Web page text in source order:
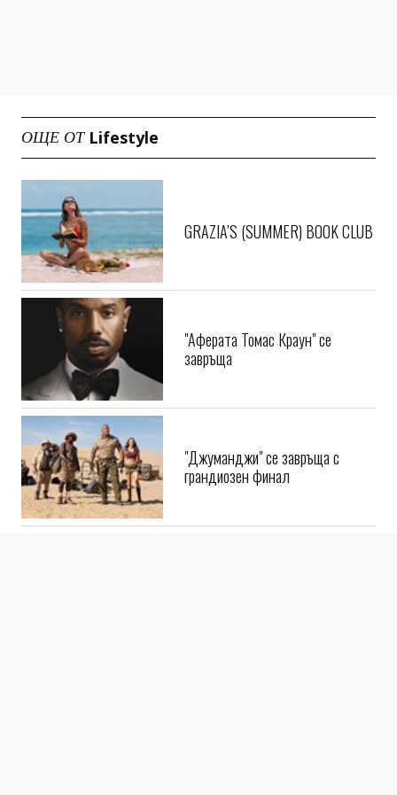
ОЩЕ ОТ Lifestyle
GRAZIA’S (SUMMER) BOOK CLUB
"Аферата Томас Краун" се
завръща
"Джуманджи" се завръща с
грандиозен финал